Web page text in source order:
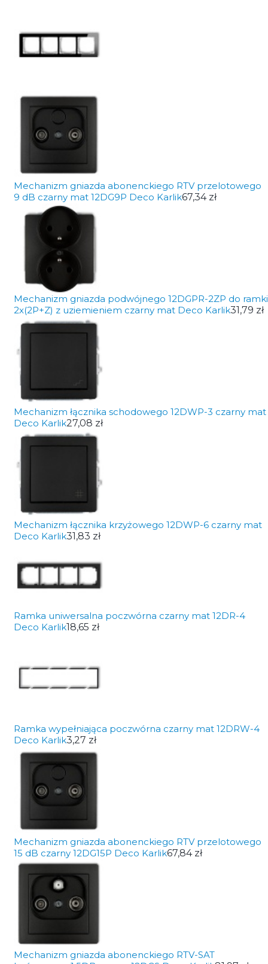
Mechanizm gniazda abonenckiego RTV przelotowego
9 dB czarny mat 12DG9P Deco Karlik67,34 zł
Mechanizm gniazda podwójnego 12DGPR-2ZP do ramki
2x(2P+Z) z uziemieniem czarny mat Deco Karlik31,79 zł
Mechanizm łącznika schodowego 12DWP-3 czarny mat
Deco Karlik27,08 zł
Mechanizm łącznika krzyżowego 12DWP-6 czarny mat
Deco Karlik31,83 zł
Ramka uniwersalna poczwórna czarny mat 12DR-4
Deco Karlik18,65 zł
Ramka wypełniająca poczwórna czarny mat 12DRW-4
Deco Karlik3,27 zł
Mechanizm gniazda abonenckiego RTV przelotowego
15 dB czarny 12DG15P Deco Karlik67,84 zł
Mechanizm gniazda abonenckiego RTV-SAT